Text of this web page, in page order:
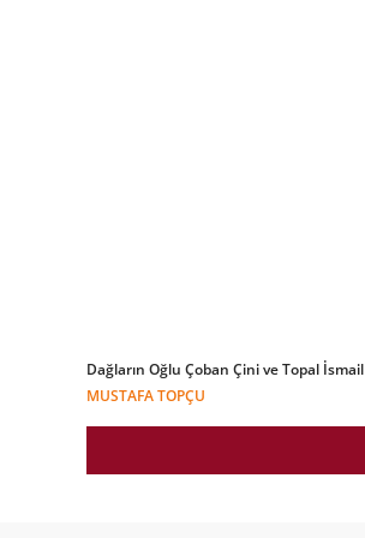
Dağların Oğlu Çoban Çini ve Topal İsmail
MUSTAFA TOPÇU